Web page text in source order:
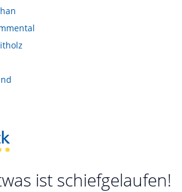
ist schiefgelaufen!